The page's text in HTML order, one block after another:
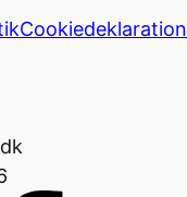
Cookiedeklaration